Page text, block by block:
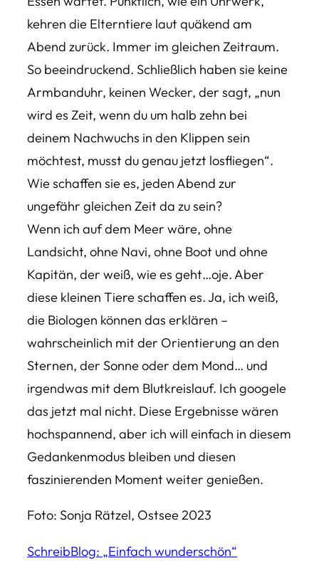
kehren die Elterntiere laut quäkend am
Abend zurück. Immer im gleichen Zeitraum.
So beeindruckend. Schließlich haben sie keine
Armbanduhr, keinen Wecker, der sagt, „nun
wird es Zeit, wenn du um halb zehn bei
deinem Nachwuchs in den Klippen sein
möchtest, musst du genau jetzt losfliegen“.
Wie schaffen sie es, jeden Abend zur
ungefähr gleichen Zeit da zu sein?
Wenn ich auf dem Meer wäre, ohne
Landsicht, ohne Navi, ohne Boot und ohne
Kapitän, der weiß, wie es geht…oje. Aber
diese kleinen Tiere schaffen es. Ja, ich weiß,
die Biologen können das erklären –
wahrscheinlich mit der Orientierung an den
Sternen, der Sonne oder dem Mond… und
irgendwas mit dem Blutkreislauf. Ich googele
das jetzt mal nicht. Diese Ergebnisse wären
hochspannend, aber ich will einfach in diesem
Gedankenmodus bleiben und diesen
faszinierenden Moment weiter genießen.
Foto: Sonja Rätzel, Ostsee 2023
SchreibBlog: „Einfach wunderschön“